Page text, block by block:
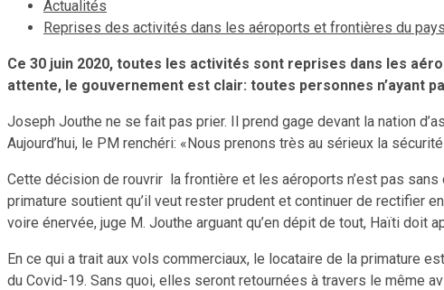
Actualités
Reprises des activités dans les aéroports et frontières du
Ce 30 juin 2020, toutes les activités sont reprises dans les
attente, le gouvernement est clair: toutes personnes n’ayant
Joseph Jouthe ne se fait pas prier. Il prend gage devant la nation
Aujourd’hui, le PM renchéri: «Nous prenons très au sérieux la
Cette décision de rouvrir la frontière et les aéroports n’est pas
primature soutient qu’il veut rester prudent et continuer de rectifier
voire énervée, juge M. Jouthe arguant qu’en dépit de tout, Haïti doit
En ce qui a trait aux vols commerciaux, le locataire de la primature
du Covid-19. Sans quoi, elles seront retournées à travers le même